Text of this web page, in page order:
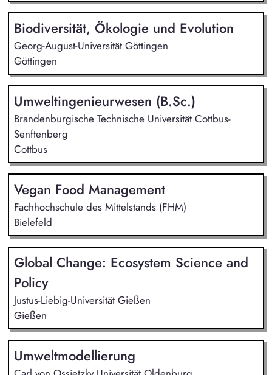
Biodiversität, Ökologie und Evolution
Georg-August-Universität Göttingen
Göttingen
Umweltingenieurwesen (B.Sc.)
Brandenburgische Technische Universität Cottbus-
Senftenberg
Cottbus
Vegan Food Management
Fachhochschule des Mittelstands (FHM)
Bielefeld
Global Change: Ecosystem Science and
Policy
Justus-Liebig-Universität Gießen
Gießen
Umweltmodellierung